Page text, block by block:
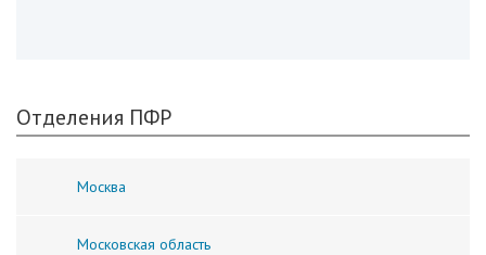
Отделения ПФР
Москва
Московская область